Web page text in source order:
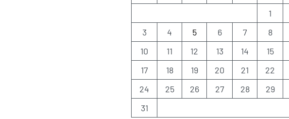
1
3
4 5 6 7 8
10
11 12 13 14 15
17
18 19 20 21 22
24
25 26 27 28 29
31